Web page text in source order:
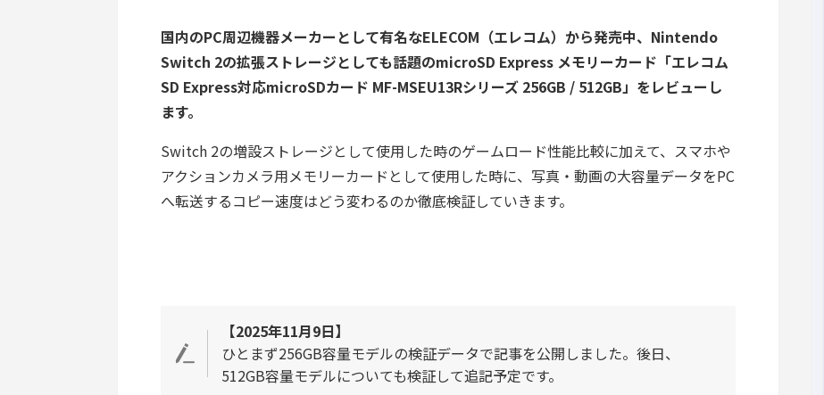
国内のPC周辺機器メーカーとして有名なELECOM（エレコム）から発売中、Nintendo
Switch 2の拡張ストレージとしても話題のmicroSD Express メモリーカード「エレコム
SD Express対応microSDカード MF-MSEU13Rシリーズ 256GB / 512GB」をレビューし
ます。
Switch 2の増設ストレージとして使用した時のゲームロード性能比較に加えて、スマホや
アクションカメラ用メモリーカードとして使用した時に、写真・動画の大容量データをPC
へ転送するコピー速度はどう変わるのか徹底検証していきます。
【2025年11月9日】
ひとまず256GB容量モデルの検証データで記事を公開しました。後日、
512GB容量モデルについても検証して追記予定です。